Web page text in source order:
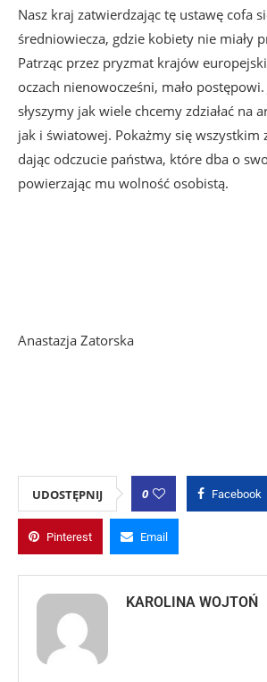
Nasz kraj zatwierdzając tę ustawę cofa
średniowiecza, gdzie kobiety nie miały
Patrząc przez pryzmat krajów
oczach nienowocześni, mało postępowi.
słyszymy jak wiele chcemy zdziałać na
jak i światowej. Pokażmy się wszystkim
dając odczucie państwa, które dba o
powierzając mu wolność osobistą.
Anastazja Zatorska
UDOSTĘPNIJ 0 Facebook
Pinterest Email
KAROLINA WOJTOŃ